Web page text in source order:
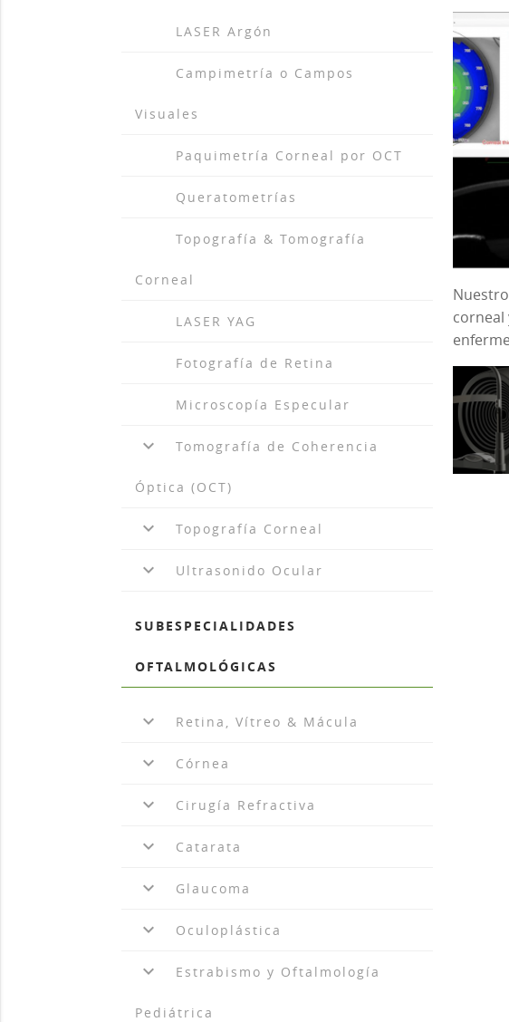
arrow_drop_right
LASER Argón
arrow_drop_right
Campimetría o Campos
Visuales
arrow_drop_right
Paquimetría Corneal por OCT
arrow_drop_right
Queratometrías
arrow_drop_right
Topografía & Tomografía
Corneal
arrow_drop_right
LASER YAG
arrow_drop_right
Fotografía de Retina
arrow_drop_right
Microscopía Especular
keyboard_arrow_down Tomografía de Coherencia
Óptica (OCT)
keyboard_arrow_down Topografía Corneal
keyboard_arrow_down Ultrasonido Ocular
SUBESPECIALIDADES
OFTALMOLÓGICAS
keyboard_arrow_down Retina, Vítreo & Mácula
keyboard_arrow_down Córnea
keyboard_arrow_down Cirugía Refractiva
keyboard_arrow_down Catarata
keyboard_arrow_down Glaucoma
keyboard_arrow_down Oculoplástica
keyboard_arrow_down Estrabismo y Oftalmología
Pediátrica
corneal